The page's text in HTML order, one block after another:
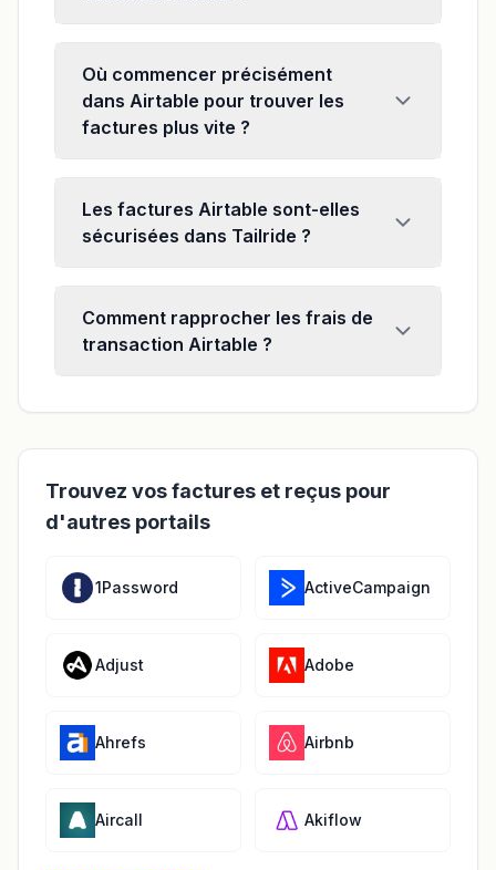
Où commencer précisément
dans Airtable pour trouver les
factures plus vite ?
Les factures Airtable sont-elles
sécurisées dans Tailride ?
Comment rapprocher les frais de
transaction Airtable ?
Trouvez vos factures et reçus pour
d'autres portails
1Password ActiveCampaign
Adjust Adobe
Ahrefs Airbnb
Aircall Akiflow